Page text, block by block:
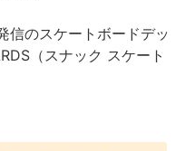
信のスケートボードデッ
（スナック スケート